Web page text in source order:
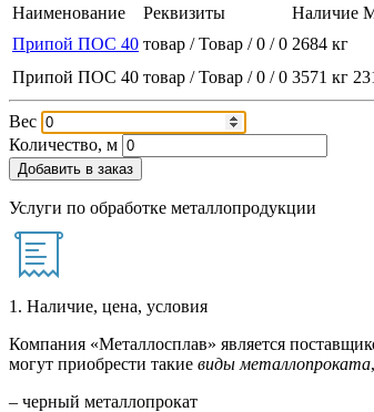
Наименование
Реквизиты Наличие
Припой ПОС 40 товар / Товар / 0 / 0 2684 кг
Припой ПОС 40 товар / Товар / 0 / 0 3571 кг
Вес
Количество, м
Добавить в заказ
Услуги по обработке металлопродукции
1. Наличие, цена, условия
Компания «Металлосплав» является
могут приобрести такие виды металлопроката
– черный металлопрокат